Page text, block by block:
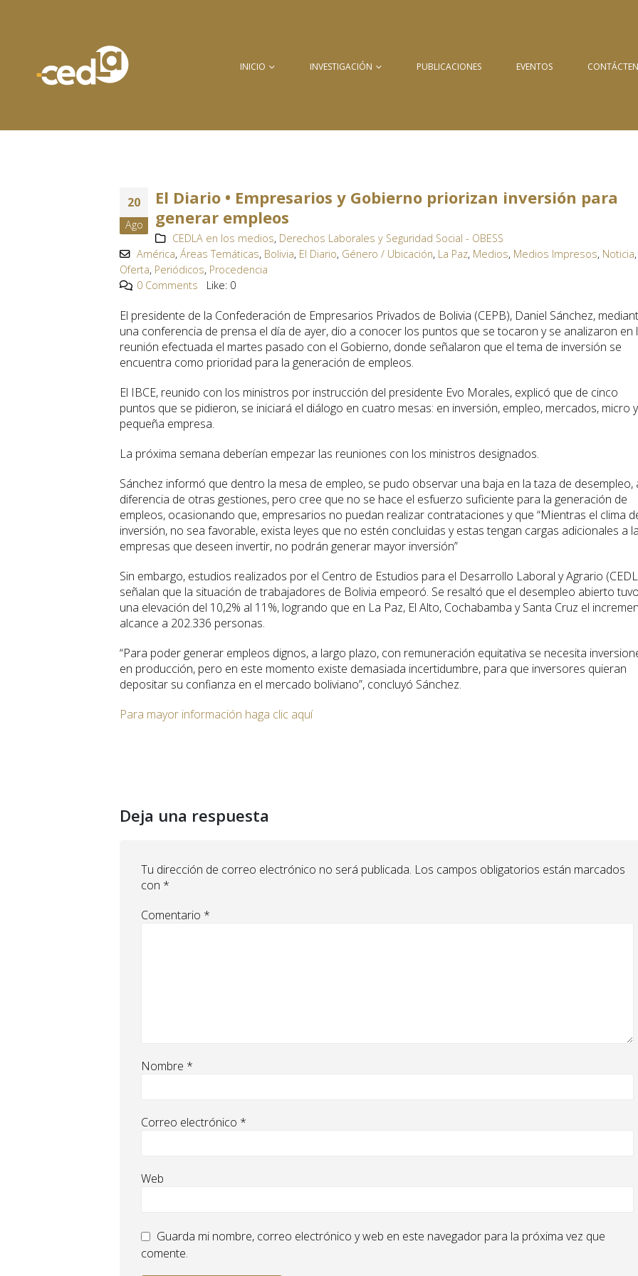
INICIO INVESTIGACIÓN PUBLICACIONES EVENTOS
20
Ago
El Diario • Empresarios y Gobierno priorizan inversión para
generar empleos
CEDLA en los medios, Derechos Laborales y Seguridad Social - OBESS
América,Áreas Temáticas, Bolivia, El Diario, Género / Ubicación, La Paz, Medios, Medios Impresos, Noticia,
Oferta, Periódicos, Procedencia
0 Comments
Like: 0
El presidente de la Confederación de Empresarios Privados de Bolivia (CEPB), Daniel Sánchez,
una conferencia de prensa el día de ayer, dio a conocer los puntos que se tocaron y se analizaron en
reunión efectuada el martes pasado con el Gobierno, donde señalaron que el tema de inversión se
encuentra como prioridad para la generación de empleos.
El IBCE, reunido con los ministros por instrucción del presidente Evo Morales, explicó que de cinco
puntos que se pidieron, se iniciará el diálogo en cuatro mesas: en inversión, empleo, mercados, micro y
pequeña empresa.
La próxima semana deberían empezar las reuniones con los ministros designados.
Sánchez informó que dentro la mesa de empleo, se pudo observar una baja en la taza de desempleo,
diferencia de otras gestiones, pero cree que no se hace el esfuerzo suficiente para la generación de
empleos, ocasionando que, empresarios no puedan realizar contrataciones y que “Mientras el clima
inversión, no sea favorable, exista leyes que no estén concluidas y estas tengan cargas adicionales a
empresas que deseen invertir, no podrán generar mayor inversión”
Sin embargo, estudios realizados por el Centro de Estudios para el Desarrollo Laboral y Agrario
señalan que la situación de trabajadores de Bolivia empeoró. Se resaltó que el desempleo abierto
una elevación del 10,2% al 11%, logrando que en La Paz, El Alto, Cochabamba y Santa Cruz el
alcance a 202.336 personas.
“Para poder generar empleos dignos, a largo plazo, con remuneración equitativa se necesita
en producción, pero en este momento existe demasiada incertidumbre, para que inversores quieran
depositar su confianza en el mercado boliviano”, concluyó Sánchez.
Para mayor información haga clic aquí
Deja una respuesta
Tu dirección de correo electrónico no será publicada. Los campos obligatorios están marcados
con *
Comentario *
Nombre *
Correo electrónico *
Web
Guarda mi nombre, correo electrónico y web en este navegador para la próxima vez que
comente.